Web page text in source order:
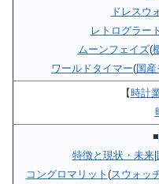
ドレスウ
レトログラー
ムーンフェイズ(
ワールドタイマー(国
【時計
■
特徴と現状・未来|
コングロマリット (スウォッ